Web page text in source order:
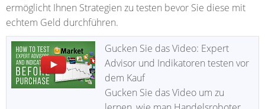
ermöglicht Ihnen Strategien zu testen bevor Sie diese mit
echtem Geld durchführen.
Gucken Sie das Video: Expert
Advisor und Indikatoren testen vor
dem Kauf
Gucken Sie das Video um zu